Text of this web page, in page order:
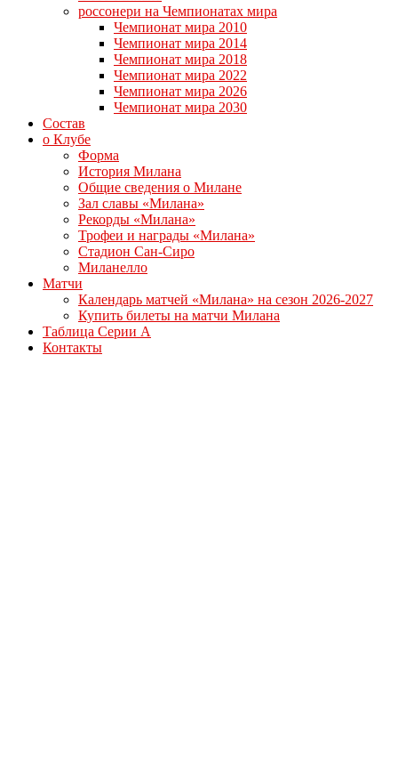
россонери на Чемпионатах мира
Чемпионат мира 2010
Чемпионат мира 2014
Чемпионат мира 2018
Чемпионат мира 2022
Чемпионат мира 2026
Чемпионат мира 2030
Состав
о Клубе
Форма
История Милана
Общие сведения о Милане
Зал славы «Милана»
Рекорды «Милана»
Трофеи и награды «Милана»
Стадион Сан-Сиро
Миланелло
Матчи
Календарь матчей «Милана» на сезон 2026-2027
Купить билеты на матчи Милана
Таблица Серии А
Контакты